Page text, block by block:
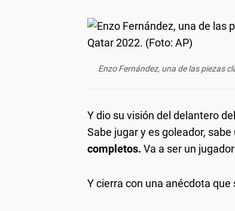
Enzo Fernández, una de las piezas
Y dio su visión del delantero
Sabe jugar y es goleador,
completos. Va a ser un
Y cierra con una anécdota